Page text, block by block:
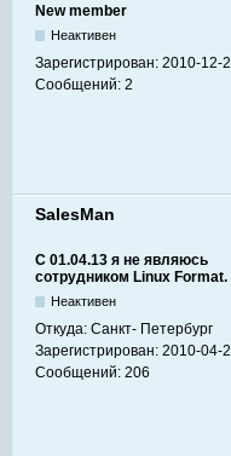
New member
Неактивен
Зарегистрирован: 2010-12-
Сообщений: 2
SalesMan
С 01.04.13 я не являюсь
сотрудником Linux Format.
Неактивен
Откуда: Санкт- Петербург
Зарегистрирован: 2010-04-
Сообщений: 206